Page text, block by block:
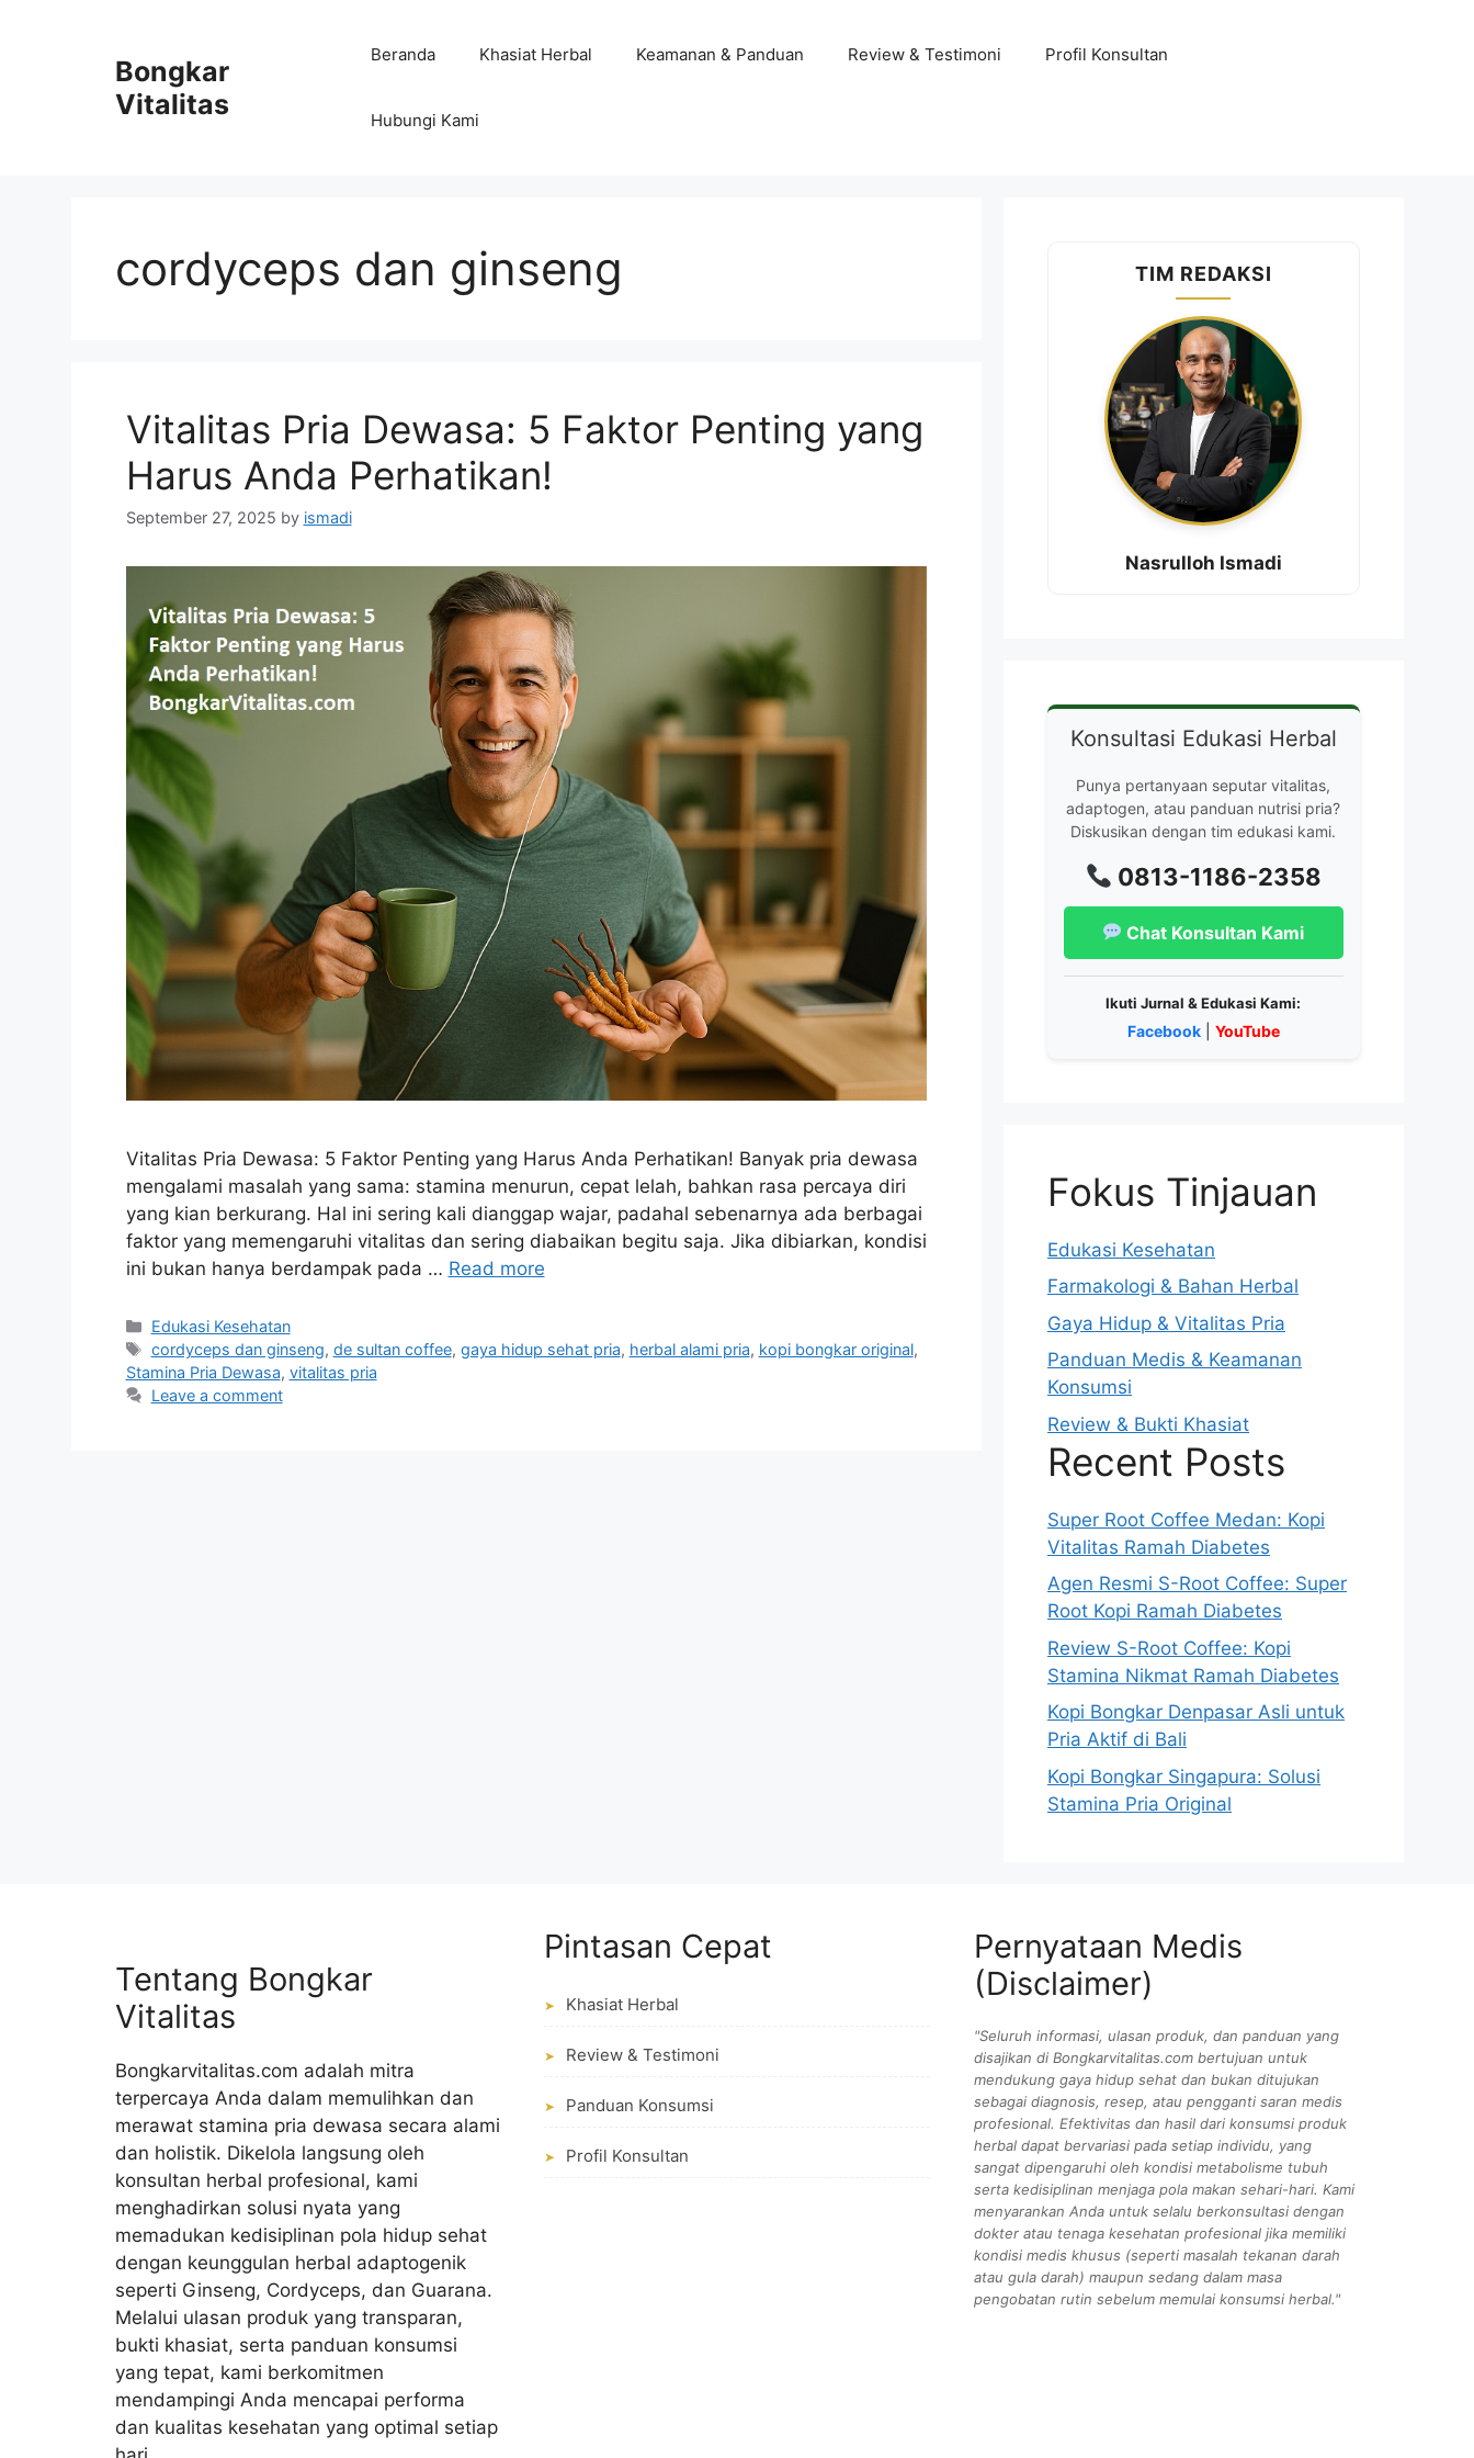
Bongkar
Vitalitas
Beranda Khasiat Herbal Keamanan & Panduan Review & Testimoni Profil Konsultan
Hubungi Kami
cordyceps dan ginseng
Vitalitas Pria Dewasa: 5 Faktor Penting yang
Harus Anda Perhatikan!
September 27, 2025 by ismadi
Vitalitas Pria Dewasa: 5 Faktor Penting yang Harus Anda Perhatikan! Banyak pria dewasa
mengalami masalah yang sama: stamina menurun, cepat lelah, bahkan rasa percaya diri
yang kian berkurang. Hal ini sering kali dianggap wajar, padahal sebenarnya ada berbagai
faktor yang memengaruhi vitalitas dan sering diabaikan begitu saja. Jika dibiarkan, kondisi
ini bukan hanya berdampak pada … Read more
Categories
Edukasi Kesehatan
Tags
cordyceps dan ginseng, de sultan coffee, gaya hidup sehat pria, herbal alami pria, kopi bongkar original,
Stamina Pria Dewasa, vitalitas pria
Leave a comment
TIM REDAKSI
Nasrulloh Ismadi
Konsultasi Edukasi Herbal
Punya pertanyaan seputar vitalitas,
adaptogen, atau panduan nutrisi pria?
Diskusikan dengan tim edukasi kami.
0813-1186-2358
Chat Konsultan Kami
Ikuti Jurnal & Edukasi Kami:
Facebook| YouTube
Fokus Tinjauan
Edukasi Kesehatan
Farmakologi & Bahan Herbal
Gaya Hidup & Vitalitas Pria
Panduan Medis & Keamanan
Konsumsi
Review & Bukti Khasiat
Recent Posts
Super Root Coffee Medan: Kopi
Vitalitas Ramah Diabetes
Agen Resmi S-Root Coffee: Super
Root Kopi Ramah Diabetes
Review S-Root Coffee: Kopi
Stamina Nikmat Ramah Diabetes
Kopi Bongkar Denpasar Asli untuk
Pria Aktif di Bali
Kopi Bongkar Singapura: Solusi
Stamina Pria Original
Tentang Bongkar
Vitalitas
Bongkarvitalitas.com adalah mitra
terpercaya Anda dalam memulihkan dan
merawat stamina pria dewasa secara alami
dan holistik. Dikelola langsung oleh
konsultan herbal profesional, kami
menghadirkan solusi nyata yang
memadukan kedisiplinan pola hidup sehat
dengan keunggulan herbal adaptogenik
seperti Ginseng, Cordyceps, dan Guarana.
Melalui ulasan produk yang transparan,
bukti khasiat, serta panduan konsumsi
yang tepat, kami berkomitmen
mendampingi Anda mencapai performa
dan kualitas kesehatan yang optimal setiap
Pintasan Cepat
➤ Khasiat Herbal
➤ Review & Testimoni
➤ Panduan Konsumsi
➤ Profil Konsultan
Pernyataan Medis
(Disclaimer)
"Seluruh informasi, ulasan produk, dan panduan yang
disajikan di Bongkarvitalitas.com bertujuan untuk
mendukung gaya hidup sehat dan bukan ditujukan
sebagai diagnosis, resep, atau pengganti saran medis
profesional. Efektivitas dan hasil dari konsumsi produk
herbal dapat bervariasi pada setiap individu, yang
sangat dipengaruhi oleh kondisi metabolisme tubuh
serta kedisiplinan menjaga pola makan sehari-hari. Kami
menyarankan Anda untuk selalu berkonsultasi dengan
dokter atau tenaga kesehatan profesional jika memiliki
kondisi medis khusus (seperti masalah tekanan darah
atau gula darah) maupun sedang dalam masa
pengobatan rutin sebelum memulai konsumsi herbal."